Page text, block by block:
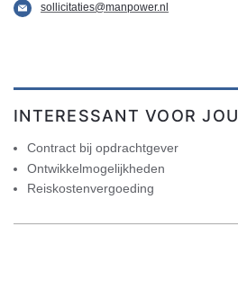
sollicitaties@manpower.nl
INTERESSANT VOOR JOU
Contract bij opdrachtgever
Ontwikkelmogelijkheden
Reiskostenvergoeding